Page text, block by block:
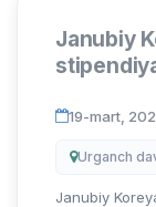
Janubiy
19-mart,
Urganch
Janubiy